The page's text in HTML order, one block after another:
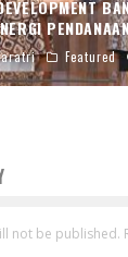
Featured
not be published.